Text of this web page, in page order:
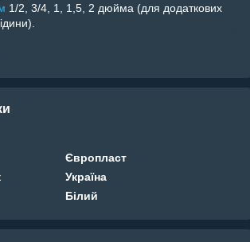
1/2, 3/4, 1, 1,5, 2 дюйма (для додаткових
Європласт
Україна
Білий